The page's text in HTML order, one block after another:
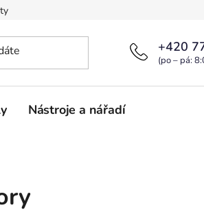
+420
(po – pá:
Nástroje a nářadí